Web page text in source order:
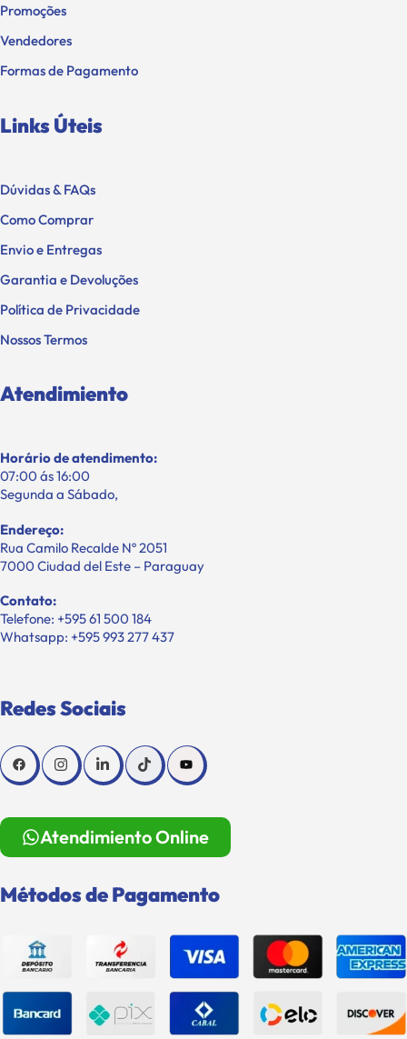
Promoções
Vendedores
Formas de Pagamento
Links Úteis
Dúvidas & FAQs
Como Comprar
Envio e Entregas
Garantia e Devoluções
Política de Privacidade
Nossos Termos
Atendimiento
Horário de atendimento:
07:00 ás 16:00
Segunda a Sábado,
Endereço:
Rua Camilo Recalde Nº 2051
7000 Ciudad del Este – Paraguay
Contato:
Telefone: +595 61 500 184
Whatsapp: +595 993 277 437
Redes Sociais
Atendimiento Online
Métodos de Pagamento